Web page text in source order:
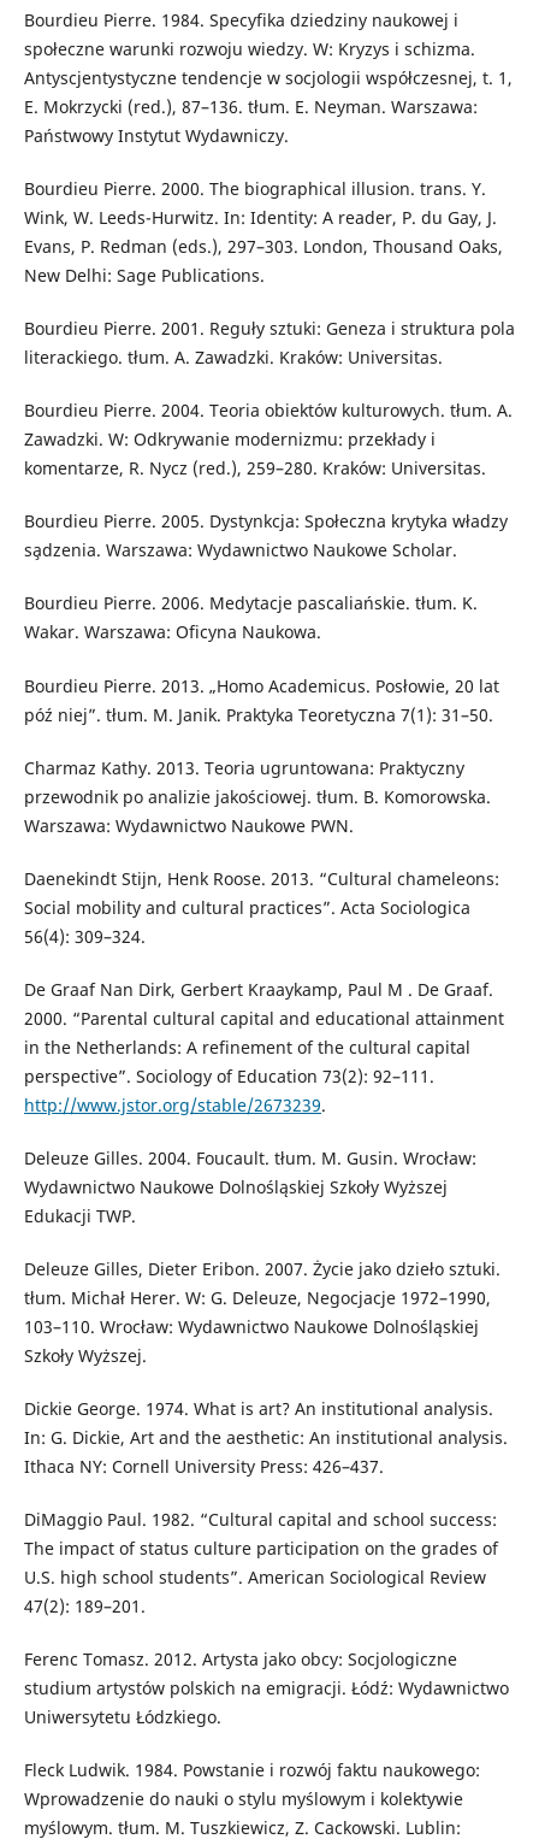
Bourdieu Pierre. 1984. Specyfika dziedziny naukowej i
społeczne warunki rozwoju wiedzy. W: Kryzys i schizma.
Antyscjentystyczne tendencje w socjologii współczesnej, t. 1,
E. Mokrzycki (red.), 87–136. tłum. E. Neyman. Warszawa:
Państwowy Instytut Wydawniczy.
Bourdieu Pierre. 2000. The biographical illusion. trans. Y.
Wink, W. Leeds-Hurwitz. In: Identity: A reader, P. du Gay, J.
Evans, P. Redman (eds.), 297–303. London, Thousand Oaks,
New Delhi: Sage Publications.
Bourdieu Pierre. 2001. Reguły sztuki: Geneza i struktura pola
literackiego. tłum. A. Zawadzki. Kraków: Universitas.
Bourdieu Pierre. 2004. Teoria obiektów kulturowych. tłum. A.
Zawadzki. W: Odkrywanie modernizmu: przekłady i
komentarze, R. Nycz (red.), 259–280. Kraków: Universitas.
Bourdieu Pierre. 2005. Dystynkcja: Społeczna krytyka władzy
sa̧dzenia. Warszawa: Wydawnictwo Naukowe Scholar.
Bourdieu Pierre. 2006. Medytacje pascaliańskie. tłum. K.
Wakar. Warszawa: Oficyna Naukowa.
Bourdieu Pierre. 2013. „Homo Academicus. Posłowie, 20 lat
póź niej”. tłum. M. Janik. Praktyka Teoretyczna 7(1): 31–50.
Charmaz Kathy. 2013. Teoria ugruntowana: Praktyczny
przewodnik po analizie jakościowej. tłum. B. Komorowska.
Warszawa: Wydawnictwo Naukowe PWN.
Daenekindt Stijn, Henk Roose. 2013. “Cultural chameleons:
Social mobility and cultural practices”. Acta Sociologica
56(4): 309–324.
De Graaf Nan Dirk, Gerbert Kraaykamp, Paul M . De Graaf.
2000. “Parental cultural capital and educational attainment
in the Netherlands: A refinement of the cultural capital
perspective”. Sociology of Education 73(2): 92–111.
http://www.jstor.org/stable/2673239.
Deleuze Gilles. 2004. Foucault. tłum. M. Gusin. Wrocław:
Wydawnictwo Naukowe Dolnośląskiej Szkoły Wyższej
Edukacji TWP.
Deleuze Gilles, Dieter Eribon. 2007. Życie jako dzieło sztuki.
tłum. Michał Herer. W: G. Deleuze, Negocjacje 1972–1990,
103–110. Wrocław: Wydawnictwo Naukowe Dolnośląskiej
Szkoły Wyższej.
Dickie George. 1974. What is art? An institutional analysis.
In: G. Dickie, Art and the aesthetic: An institutional analysis.
Ithaca NY: Cornell University Press: 426–437.
DiMaggio Paul. 1982. “Cultural capital and school success:
The impact of status culture participation on the grades of
U.S. high school students”. American Sociological Review
47(2): 189–201.
Ferenc Tomasz. 2012. Artysta jako obcy: Socjologiczne
studium artystów polskich na emigracji. Łódź: Wydawnictwo
Uniwersytetu Łódzkiego.
Fleck Ludwik. 1984. Powstanie i rozwój faktu naukowego:
Wprowadzenie do nauki o stylu myślowym i kolektywie
myślowym. tłum. M. Tuszkiewicz, Z. Cackowski. Lublin: